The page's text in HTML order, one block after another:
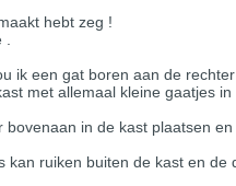
hebt zeg !
ik een gat boren aan de
met allemaal kleine gaatjes
in de kast plaatsen
kan ruiken buiten de kast en de